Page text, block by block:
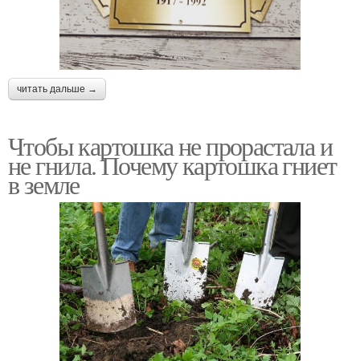
читать дальше →
Чтобы картошка не прорастала и
не гнила. Почему картошка гниет
в земле